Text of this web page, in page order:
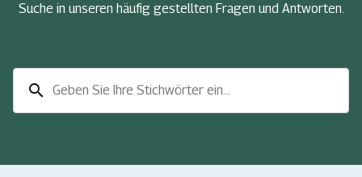
Suche in unseren häufig gestellten Fragen und Antworten.
search